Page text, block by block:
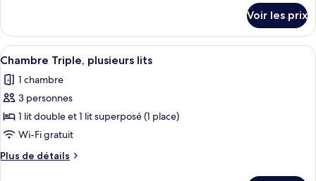
lits
jumeaux,
2
lits
une
place
le
type
de
Chambre
avec
jumeaux,
2
une
Voir les prix
Afficher
toutes
les
photos
pour
ce
type
de
Une chambre avec un lit superposé,
6
Chambre Triple, plusieurs lits
1 chambre
3 personnes
1 lit double et 1 lit superposé (1 place)
Wi-Fi gratuit
Plus de détails
Plus